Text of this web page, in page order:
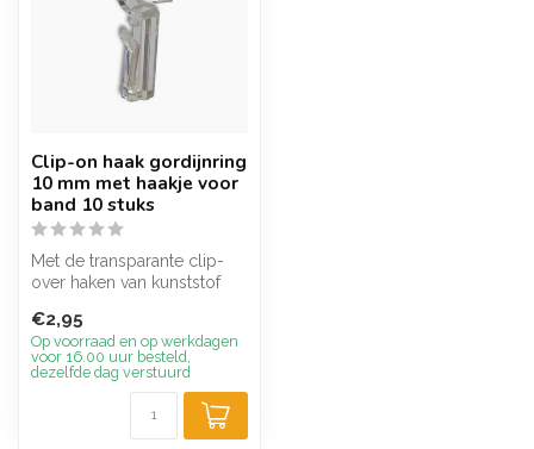
Clip-on haak gordijnring
10 mm met haakje voor
band 10 stuks
Met de transparante clip-
over haken van kunststof
aan d...
€2,95
Op voorraad en op werkdagen
voor 16.00 uur besteld,
dezelfde dag verstuurd